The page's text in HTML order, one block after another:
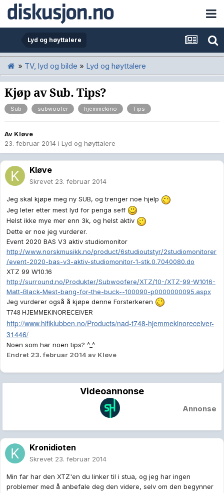
Lyd og høyttalere
» TV, lyd og bilde » Lyd og høyttalere
Kjøp av Sub. Tips?
Sub subwoofer hjemmekino Tips
Av Kløve
23. februar 2014 i Lyd og høyttalere
Kløve
Skrevet 23. februar 2014
Jeg skal kjøpe meg ny SUB, og trenger noe hjelp
Jeg leter etter mest lyd for penga seff
Helst ikke mye mer enn 3k, og helst aktiv
Dette er noe jeg vurderer.
Event 2020 BAS V3 aktiv studiomonitor
http://www.norskmusikk.no/product/6studioutstyr/2studiomonitorer
/event-2020-bas-v3-aktiv-studiomonitor-1-stk.0.7040080.do
XTZ 99 W10.16
http://surround.no/Produkter/Subwoofere/XTZ/10-/XTZ-99-W1016-
Matt-Black-Mest-bang-for-the-buck--100090-p0000000095.aspx
Jeg vurderer også å kjøpe denne Forsterkeren
T748 HJEMMEKINORECEIVER
http://www.hifiklubben.no/Products/nad-t748-hjemmekinoreceiver-
31446/
Noen som har noen tips? ^_^
Endret 23. februar 2014 av Kløve
Videoannonse
Annonse
Kronidioten
Skrevet 23. februar 2014
Min far har den XTZ'en du linker til i stua, og jeg har ingen
problemer med å anbefale deg den videre, selv om den begynner